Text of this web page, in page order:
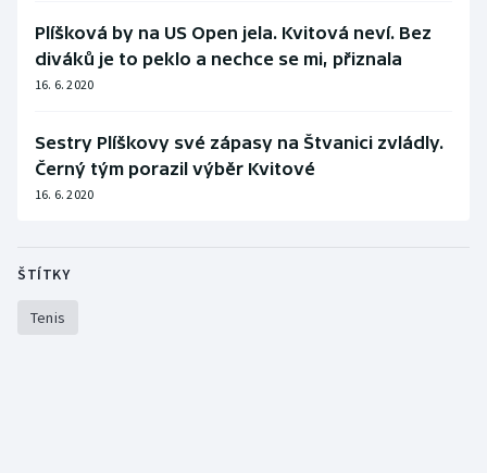
Plíšková by na US Open jela. Kvitová neví. Bez
diváků je to peklo a nechce se mi, přiznala
16. 6. 2020
Sestry Plíškovy své zápasy na Štvanici zvládly.
Černý tým porazil výběr Kvitové
16. 6. 2020
ŠTÍTKY
Tenis